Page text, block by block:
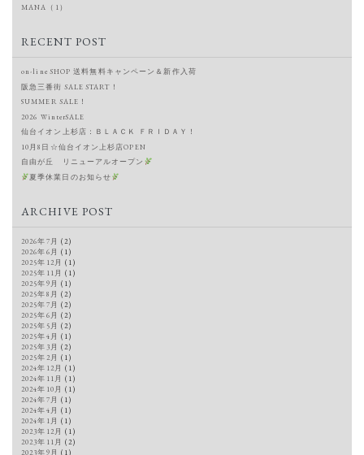
MANA（1）
RECENT POST
on-line SHOP 送料無料キャンペーン＆新作入荷
阪急三番街 SALE START！
SUMMER SALE！
2026 WinterSALE
仙台イオン上杉店：ＢＬＡＣＫ ＦＲＩＤＡＹ！
10月8日☆仙台イオン上杉店OPEN
自由が丘 リニューアルオープン
夏季休業日のお知らせ
ARCHIVE POST
2026年7月 (2)
2026年6月 (1)
2025年12月 (1)
2025年11月 (1)
2025年9月 (1)
2025年8月 (2)
2025年7月 (2)
2025年6月 (2)
2025年5月 (2)
2025年4月 (1)
2025年3月 (2)
2025年2月 (1)
2024年12月 (1)
2024年11月 (1)
2024年10月 (1)
2024年7月 (1)
2024年4月 (1)
2024年1月 (1)
2023年12月 (1)
2023年11月 (2)
2023年9月 (1)